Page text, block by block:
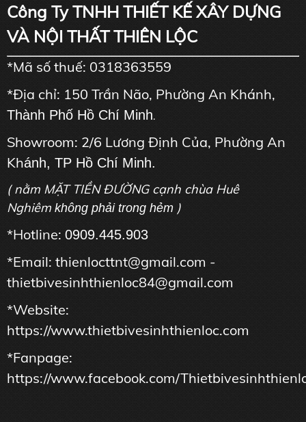
Công Ty TNHH THIẾT KẾ XÂY DỰNG
VÀ NỘI THẤT THIÊN LỘC
*Mã số thuế: 0318363559
*Địa chỉ: 150 Trần Não, Phường An Khánh,
Thành Phố Hồ Chí Minh.
Showroom: 2/6 Lương Định Của, Phường An
Khánh, TP Hồ Chí Minh.
( nằm MẶT TIỀN ĐƯỜNG cạnh chùa Huê
Nghiêm không phải trong hẻm )
*Hotline: 0909.445.903
*Email: thienlocttnt@gmail.com -
thietbivesinhthienloc84@gmail.com
*Website:
https://www.thietbivesinhthienloc.com
*Fanpage:
https://www.facebook.com/